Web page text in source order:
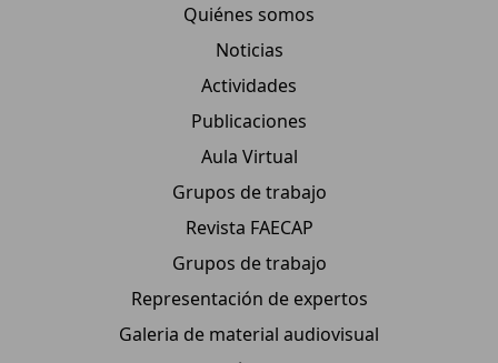
Quiénes somos
Noticias
Actividades
Publicaciones
Aula Virtual
Grupos de trabajo
Revista FAECAP
Grupos de trabajo
Representación de expertos
Galeria de material audiovisual